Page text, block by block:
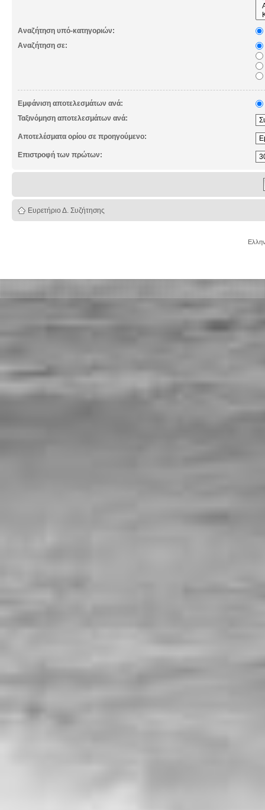
Αναζήτηση υπό-κατηγοριών:
Αναζήτηση σε:
Εμφάνιση αποτελεσμάτων ανά:
Ταξινόμηση αποτελεσμάτων ανά:
Αποτελέσματα ορίου σε προηγούμενο:
Επιστροφή των πρώτων:
Ευρετήριο Δ. Συζήτησης